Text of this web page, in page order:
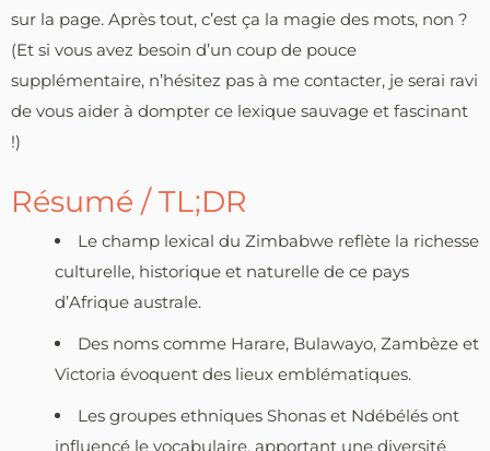
sur la page. Après tout, c’est ça la magie des mots, non ?
(Et si vous avez besoin d’un coup de pouce
supplémentaire, n’hésitez pas à me contacter, je serai ravi
de vous aider à dompter ce lexique sauvage et fascinant
!)
Résumé / TL;DR
Le champ lexical du Zimbabwe reflète la richesse
culturelle, historique et naturelle de ce pays
d’Afrique australe.
Des noms comme Harare, Bulawayo, Zambèze et
Victoria évoquent des lieux emblématiques.
Les groupes ethniques Shonas et Ndébélés ont
influencé le vocabulaire, apportant une diversité